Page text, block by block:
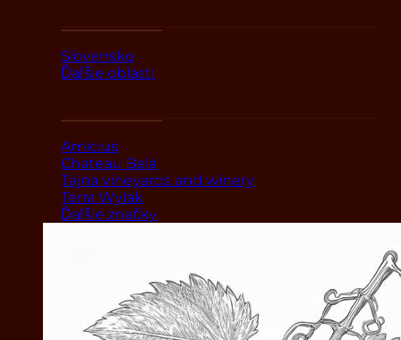
Slovensko
Ďaľšie oblasti
Amicius
Chateau Belá
Tajna vineyards and winery
Terra Wylak
Ďaľšie značky